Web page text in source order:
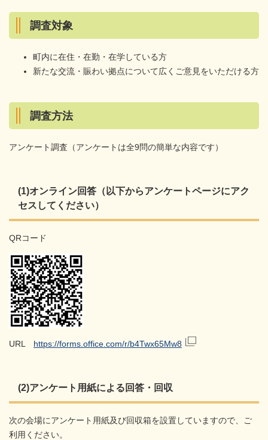
調査対象
町内に在住・在勤・在学している方
新たな交流・賑わい拠点について広くご意見をいただける方
調査方法
アンケート調査（アンケートは全9問の簡単な内容です）
(1)オンライン回答（以下からアンケートページにアク
セスしてください）
QRコード
URL https://forms.office.com/r/b4Twx65Mw8
(2)アンケート用紙による回答・回収
次の会場にアンケート用紙及び回収箱を設置していますので、ご
利用ください。